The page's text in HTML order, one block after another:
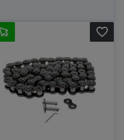
favorite_border